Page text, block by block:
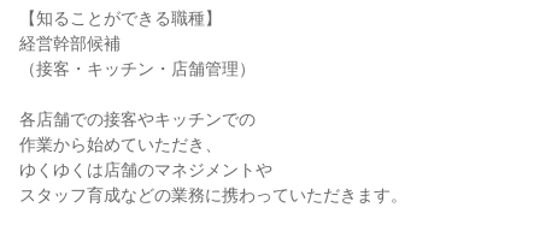
【知ることができる職種】
経営幹部候補
（接客・キッチン・店舗管理）
各店舗での接客やキッチンでの
作業から始めていただき、
ゆくゆくは店舗のマネジメントや
スタッフ育成などの業務に携わっていただきます。